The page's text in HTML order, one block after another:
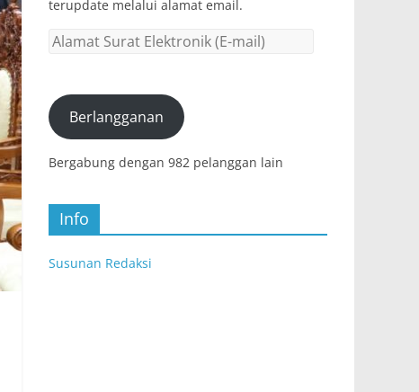
terupdate melalui alamat email.
Alamat
(E-
mail)Berlangganan
Bergabung dengan 982 pelanggan lain
Info
Susunan Redaksi